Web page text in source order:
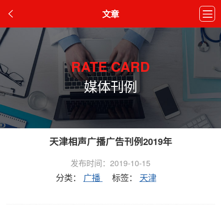
文章
RATE CARD
媒体刊例
天津相声广播广告刊例2019年
发布时间：2019-10-15
分类： 广播 标签： 天津